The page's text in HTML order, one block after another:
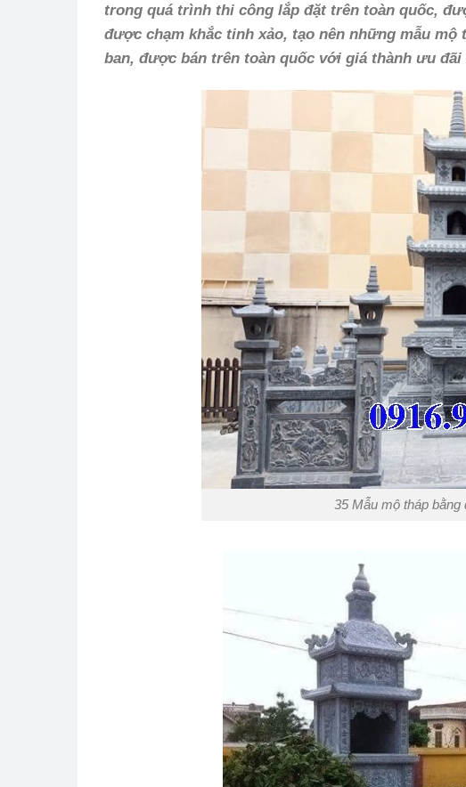
trong quá trình thi công lắp đặt trên toàn quốc,
được chạm khắc tinh xảo, tạo nên những mẫu
ban, được bán trên toàn quốc với giá thành ưu đãi
35 Mẫu mộ tháp bằng